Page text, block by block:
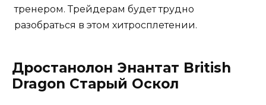
тренером. Трейдерам будет трудно
разобраться в этом хитросплетении.
Дростанолон Энантат British
Dragon Старый Оскол